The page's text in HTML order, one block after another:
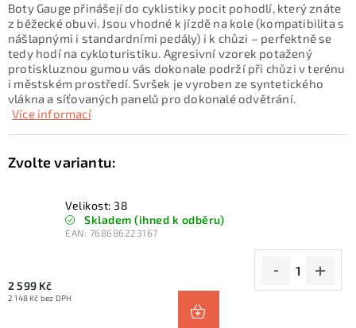
Boty Gauge přinášejí do cyklistiky pocit pohodlí, který znáte
z běžecké obuvi. Jsou vhodné k jízdě na kole (kompatibilita s
nášlapnými i standardními pedály) i k chůzi – perfektně se
tedy hodí na cykloturistiku. Agresivní vzorek potažený
protiskluznou gumou vás dokonale podrží při chůzi v terénu
i městském prostředí. Svršek je vyroben ze syntetického
vlákna a síťovaných panelů pro dokonalé odvětrání.
Více informací
Velikost: 38
Skladem (ihned k odběru)
EAN: 768686223167
2 599 Kč
2 148 Kč bez DPH